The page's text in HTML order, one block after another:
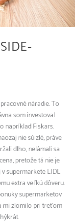
náradie. To
som investoval
napríklad Fiskars.
nie sú zlé, práve
dlho, nelámali sa
pretože tá nie je
supermarkete LIDL
extra veľkú dôveru.
supermarketov
mi zlomilo pri treťom